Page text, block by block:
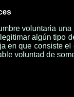
voluntaria
algún tipo
en que consiste
voluntad de